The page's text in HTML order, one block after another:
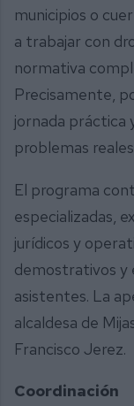
municipios o
a trabajar con
normativa
Precisamente,
jornada práctica
problemas
El programa
especializadas,
jurídicos y
demostrativos y
asistentes. La
alcaldesa de
Francisco Jerez.
Coordinación